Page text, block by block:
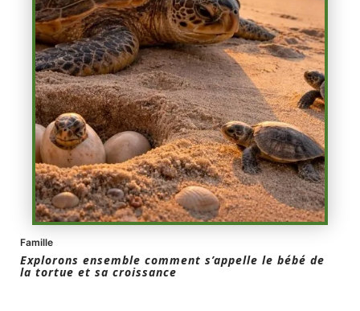
Famille
Explorons ensemble comment s’appelle le bébé de
la tortue et sa croissance